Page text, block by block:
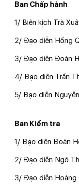
Ban Chấp hành
1/ Biên kịch Trà
2/ Đạo diễn Hồng
3/ Đạo diễn Đoàn
4/ Đạo diễn Trần
5/ Đạo diễn
Ban Kiểm tra
1/ Đạo diễn Đoàn
2/ Đạo diễn Ngô
3/ Đạo diễn Hoàng